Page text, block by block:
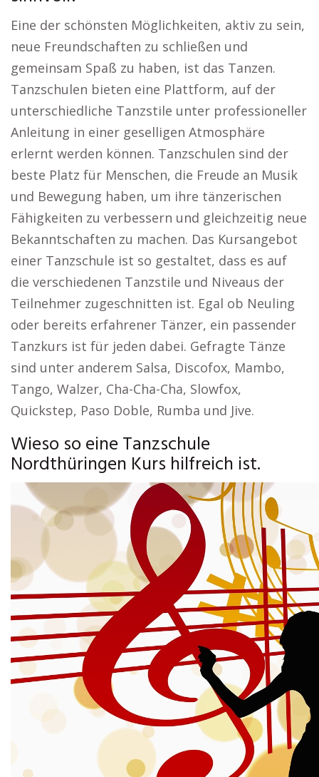
Eine der schönsten Möglichkeiten, aktiv zu sein,
neue Freundschaften zu schließen und
gemeinsam Spaß zu haben, ist das Tanzen.
Tanzschulen bieten eine Plattform, auf der
unterschiedliche Tanzstile unter professioneller
Anleitung in einer geselligen Atmosphäre
erlernt werden können. Tanzschulen sind der
beste Platz für Menschen, die Freude an Musik
und Bewegung haben, um ihre tänzerischen
Fähigkeiten zu verbessern und gleichzeitig neue
Bekanntschaften zu machen. Das Kursangebot
einer Tanzschule ist so gestaltet, dass es auf
die verschiedenen Tanzstile und Niveaus der
Teilnehmer zugeschnitten ist. Egal ob Neuling
oder bereits erfahrener Tänzer, ein passender
Tanzkurs ist für jeden dabei. Gefragte Tänze
sind unter anderem Salsa, Discofox, Mambo,
Tango, Walzer, Cha-Cha-Cha, Slowfox,
Quickstep, Paso Doble, Rumba und Jive.
Wieso so eine Tanzschule
Nordthüringen Kurs hilfreich ist.